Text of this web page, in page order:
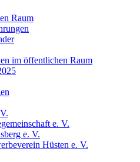
Raum
im öffentlichen Raum
e. V.
e. V.
Hüsten e. V.